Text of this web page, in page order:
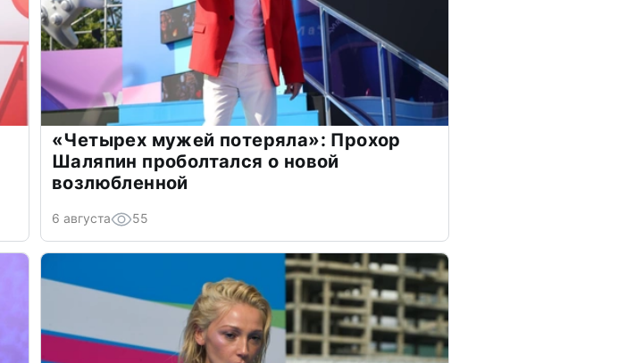
«Четырех мужей потеряла»: Прохор
Шаляпин проболтался о новой
возлюбленной
6 августа 55